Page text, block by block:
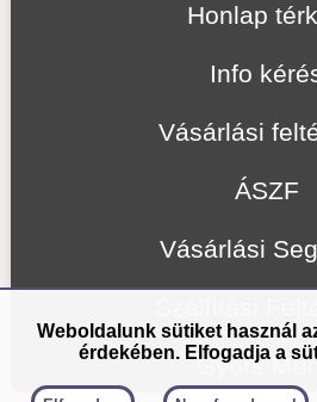
Honlap
Info
Vásárlási
ÁSZF
Vásárlási
Gyors
Weboldalunk sütiket használ
érdekében. Elfogadja a